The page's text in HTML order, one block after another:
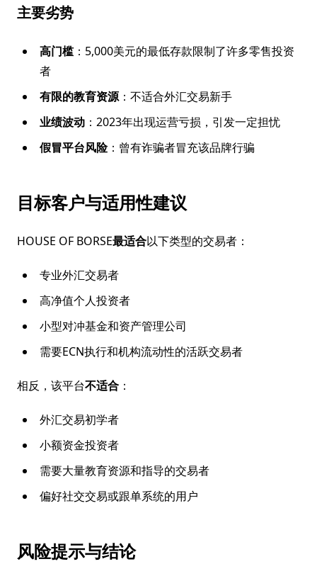
主要劣势
高门槛：5,000美元的最低存款限制了许多零售投资
者
有限的教育资源：不适合外汇交易新手
业绩波动 ：2023年出现运营亏损，引发一定担忧
假冒平台风险：曾有诈骗者冒充该品牌行骗
目标客户与适用性建议
HOUSE OF BORSE最适合以下类型的交易者：
专业外汇交易者
高净值个人投资者
小型对冲基金和资产管理公司
需要ECN执行和机构流动性的活跃交易者
相反，该平台不适合 ：
外汇交易初学者
小额资金投资者
需要大量教育资源和指导的交易者
偏好社交交易或跟单系统的用户
风险提示与结论